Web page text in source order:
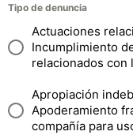
Tipo de denuncia
Actuaciones
Incumplimiento
relacionados con
Apropiación
Apoderamiento
compañía para